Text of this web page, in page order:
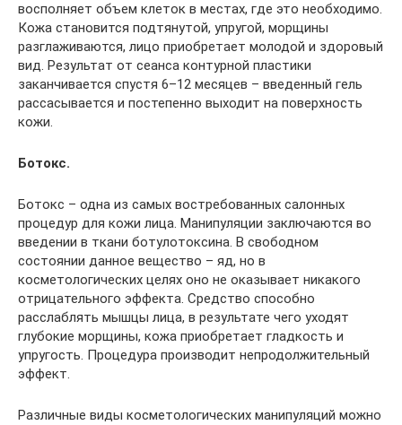
восполняет объем клеток в местах, где это необходимо.
Кожа становится подтянутой, упругой, морщины
разглаживаются, лицо приобретает молодой и здоровый
вид. Результат от сеанса контурной пластики
заканчивается спустя 6–12 месяцев – введенный гель
рассасывается и постепенно выходит на поверхность
кожи.
Ботокс.
Ботокс – одна из самых востребованных салонных
процедур для кожи лица. Манипуляции заключаются во
введении в ткани ботулотоксина. В свободном
состоянии данное вещество – яд, но в
косметологических целях оно не оказывает никакого
отрицательного эффекта. Средство способно
расслаблять мышцы лица, в результате чего уходят
глубокие морщины, кожа приобретает гладкость и
упругость. Процедура производит непродолжительный
эффект.
Различные виды косметологических манипуляций можно